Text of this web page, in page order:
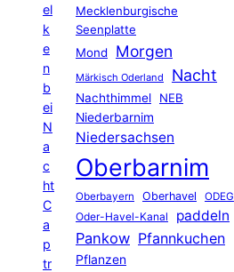
el
k
e
n
b
ei
N
a
c
ht
C
a
p
tr
Mecklenburgische
Seenplatte
Mond
Morgen
Märkisch Oderland Nacht
Nachthimmel
NEB
Niederbarnim
Niedersachsen
Oberbarnim
Oberbayern Oberhavel ODEG
Oder-Havel-Kanal paddeln
Pankow Pfannkuchen
Pflanzen